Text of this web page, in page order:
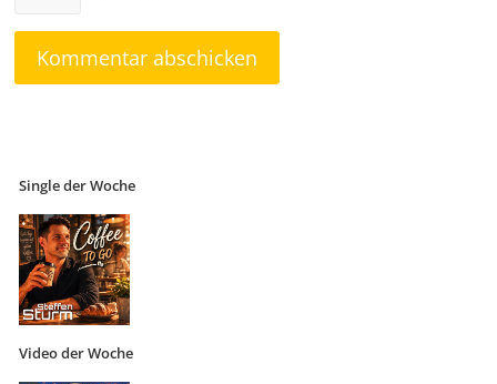
Single der Woche
Video der Woche